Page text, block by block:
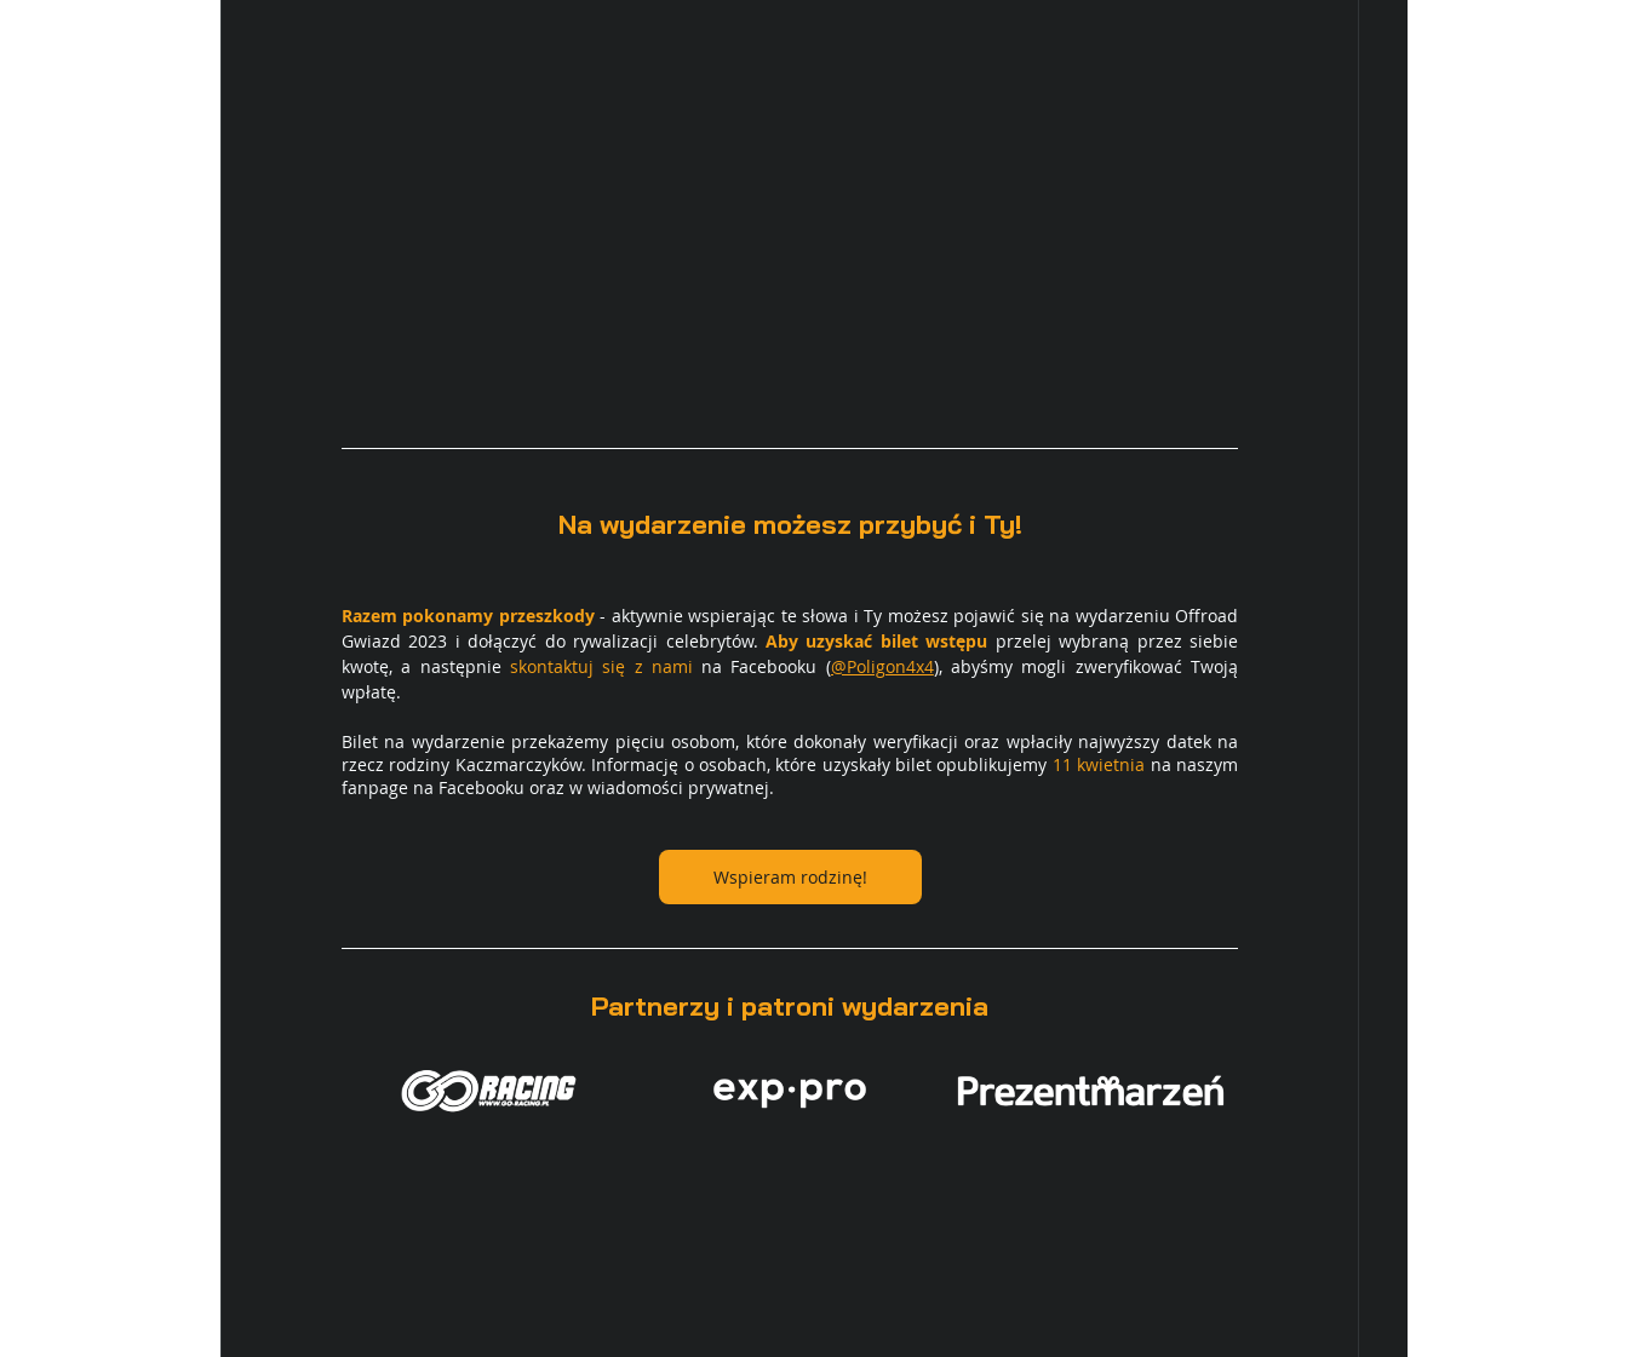
Na wydarzenie możesz przybyć i Ty!
Razem pokonamy przeszkody - aktywnie wspierając te słowa i Ty możesz pojawić się na wydarzeniu Offroad
Gwiazd 2023 i dołączyć do rywalizacji celebrytów. Aby uzyskać bilet wstępu przelej wybraną przez siebie
kwotę, a następnie skontaktuj się z nami na Facebooku (@Poligon4x4), abyśmy mogli zweryfikować Twoją
wpłatę.
Bilet na wydarzenie przekażemy pięciu osobom, które dokonały weryfikacji oraz wpłaciły najwyższy datek na
rzecz rodziny Kaczmarczyków. Informację o osobach, które uzyskały bilet opublikujemy 11 kwietnia na naszym
fanpage na Facebooku oraz w wiadomości prywatnej.
Wspieram rodzinę!
Partnerzy i patroni wydarzenia